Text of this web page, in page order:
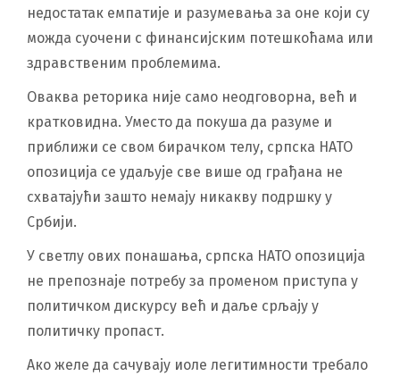
недостатак емпатије и разумевања за оне који су
можда суочени с финансијским потешкоћама или
здравственим проблемима.
Оваква реторика није само неодговорна, већ и
кратковидна. Уместо да покуша да разуме и
приближи се свом бирачком телу, српска НАТО
опозиција се удаљује све више од грађана не
схватајући зашто немају никакву подршку у
Србији.
У светлу ових понашања, српска НАТО опозиција
не препознаје потребу за променом приступа у
политичком дискурсу већ и даље срљају у
политичку пропаст.
Ако желе да сачувају иоле легитимности требало